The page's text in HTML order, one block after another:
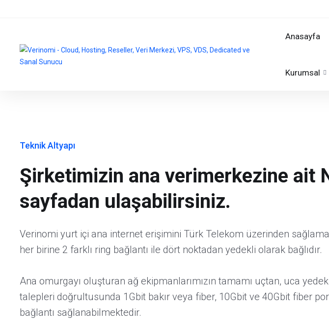
Anasayfa
Kurumsal
Teknik Altyapı
Şirketimizin ana verimerkezine ait
sayfadan ulaşabilirsiniz.
Verinomi yurt içi ana internet erişimini Türk Telekom üzerinden
her birine 2 farklı ring bağlantı ile dört noktadan yedekli olarak bağlıdır.
Ana omurgayı oluşturan ağ ekipmanlarımızın tamamı uçtan, uca
talepleri doğrultusunda 1Gbit bakır veya fiber, 10Gbit ve 40Gbit fiber
bağlantı sağlanabilmektedir.